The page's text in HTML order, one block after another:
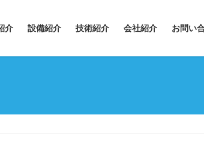
介 設備紹介 技術紹介 会社紹介 お問い